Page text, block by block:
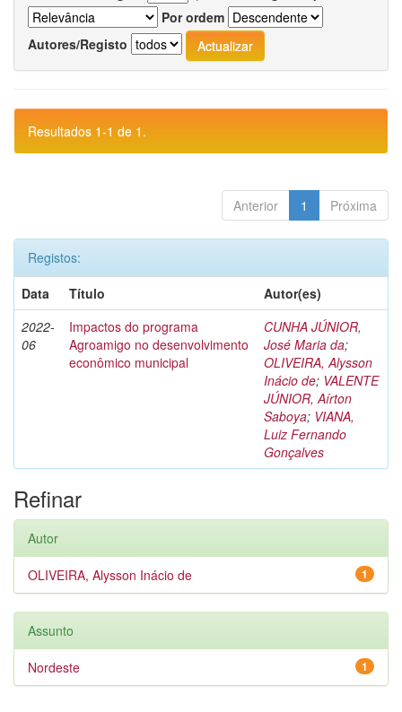
Por ordem
Autores/Registo
Resultados 1-1 de 1.
Anterior 1 Próxima
Registos:
Data
Título
Autor(es)
2022-
06
Impactos do programa
Agroamigo no desenvolvimento
econômico municipal
CUNHA JÚNIOR,
José Maria da;
OLIVEIRA, Alysson
Inácio de; VALENTE
JÚNIOR, Aírton
Saboya; VIANA,
Luiz Fernando
Gonçalves
Refinar
Autor
1
OLIVEIRA, Alysson Inácio de
Assunto
1
Nordeste